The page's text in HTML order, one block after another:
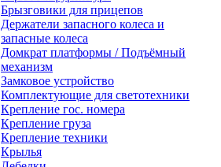
Брызговики для прицепов
Держатели запасного колеса и
запасные колеса
Домкрат платформы / Подъёмный
механизм
Замковое устройство
Комплектующие для светотехники
Крепление гос. номера
Крепление груза
Крепление техники
Крылья